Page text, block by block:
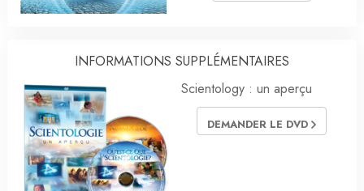
INFORMATIONS SUPPLÉMENTAIRES
Scientology : un aperçu
DEMANDER LE DVD